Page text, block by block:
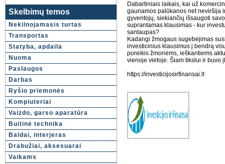
Skelbimų temos
Nekilnojamasis turtas
Transportas
Statyba, apdaila
Nuoma
Paslaugos
Darbas
Ryšio priemonės
Kompiuteriai
Vaizdo, garso aparatūra
Buitinė technika
Baldai, interjeras
Drabužiai, aksesuarai
Vaikams
Dabartiniais laikais, kai už
gaunamos palūkanos net neviršija
gyventojų, siekiančių išsaugoti
suprantamas klausimas - kur
santaupas?
Kadangi žmogaus sugebėjimas
investicinius klausimus į bendrą
poreikis žmonėms, ieškantiems
vienoje vietoje. Šiam tikslui ir buvo
https://investicijosirfinansai.lt